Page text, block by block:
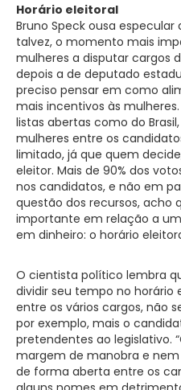
Horário eleitoral
Bruno Speck ousa
talvez, o momento mais
mulheres a disputar cargos
depois a de deputado
preciso pensar em como
mais incentivos às
listas abertas como do
mulheres entre os
limitado, já que quem
eleitor. Mais de 90% dos
nos candidatos, e não em
questão dos recursos, acho
importante em relação a
em dinheiro: o horário
O cientista político lembra
dividir seu tempo no
entre os vários cargos, não
por exemplo, mais o
pretendentes ao legislativo.
margem de manobra e
de forma aberta entre os